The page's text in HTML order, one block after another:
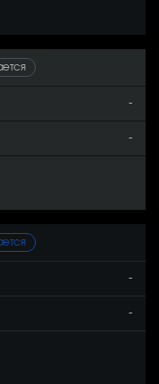
-
-
-
-